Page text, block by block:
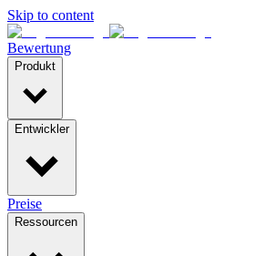
Skip to content
Bewertung
Produkt
Entwickler
Preise
Ressourcen